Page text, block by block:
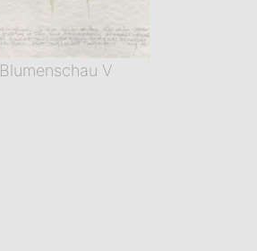
Blumenschau V